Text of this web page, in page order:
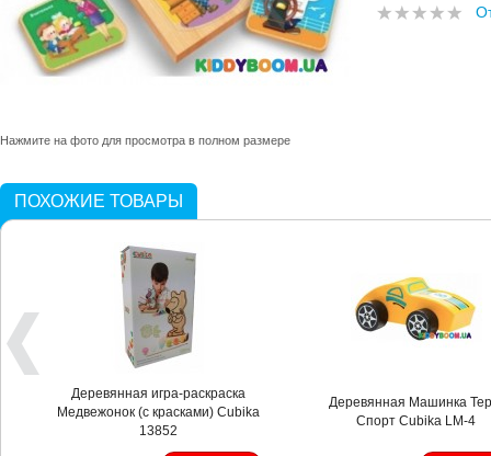
Нажмите на фото для просмотра в полном размере
ПОХОЖИЕ ТОВАРЫ
Деревянная игра-раскраска
Медвежонок (с красками) Cubika
13852
Деревянная Машинка
Спорт Cubika LM-4